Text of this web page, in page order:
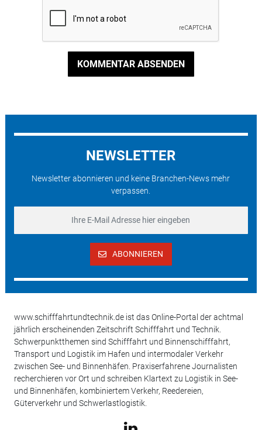
KOMMENTAR ABSENDEN
NEWSLETTER
Newsletter abonnieren und keine Branchen-News mehr
verpassen.
ABONNIEREN
www.schifffahrtundtechnik.de ist das Online-Portal der achtmal
jährlich erscheinenden Zeitschrift Schifffahrt und Technik.
Schwerpunktthemen sind Schifffahrt und Binnenschifffahrt,
Transport und Logistik im Hafen und intermodaler Verkehr
zwischen See- und Binnenhäfen. Praxiserfahrene Journalisten
recherchieren vor Ort und schreiben Klartext zu Logistik in See-
und Binnenhäfen, kombiniertem Verkehr, Reedereien,
Güterverkehr und Schwerlastlogistik.